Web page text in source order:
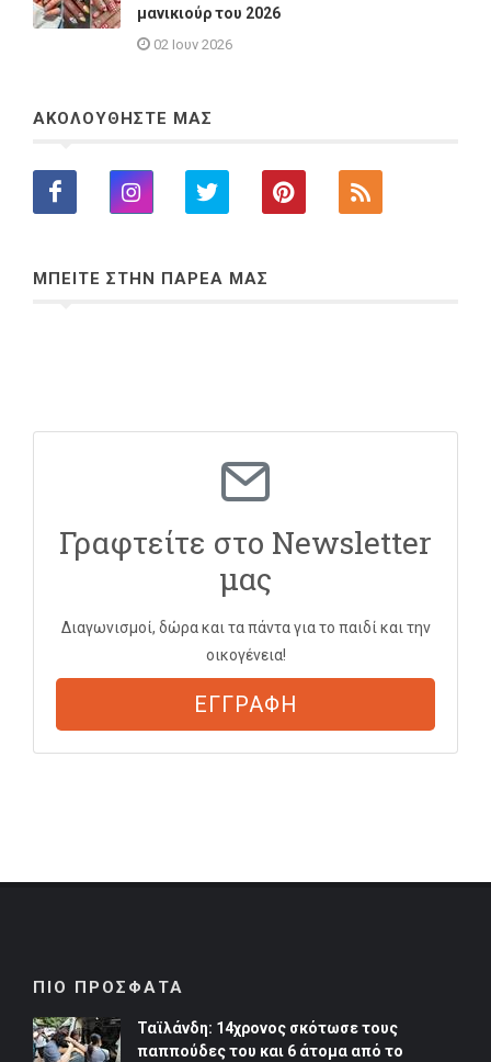
μανικιούρ του 2026
02 Ιουν 2026
ΑΚΟΛΟΥΘΗΣΤΕ ΜΑΣ
ΜΠΕΙΤΕ ΣΤΗΝ ΠΑΡΕΑ ΜΑΣ
Γραφτείτε στο Newsletter
μας
Διαγωνισμοί, δώρα και τα πάντα για το παιδί και την
οικογένεια!
ΕΓΓΡΑΦΗ
ΠΙΟ ΠΡΟΣΦΑΤΑ
Ταϊλάνδη: 14χρονος σκότωσε τους
παππούδες του και 6 άτομα από το